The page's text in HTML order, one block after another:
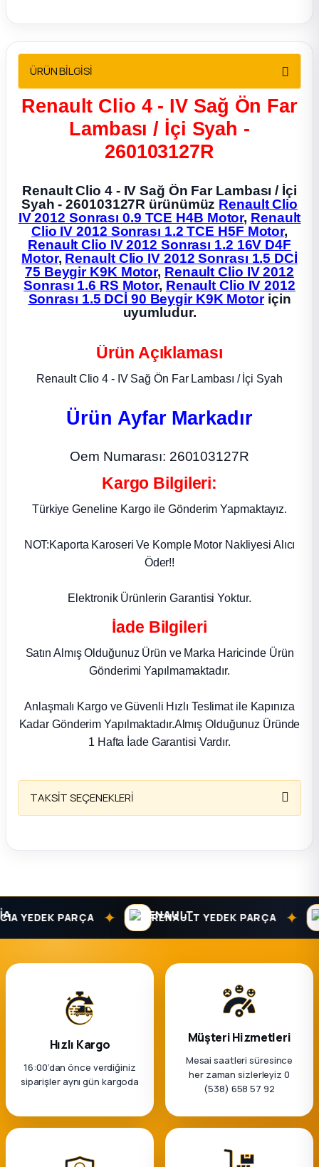
Sedan
Parça
Parça
ÜRÜN BİLGİSİ
Renault Clio 4 - IV Sağ Ön Far
Lambası / İçi Syah -
260103127R
Renault Clio 4 - IV Sağ Ön Far Lambası / İçi
Syah - 260103127R ürünümüz Renault Clio
IV 2012 Sonrası 0.9 TCE H4B Motor, Renault
Clio IV 2012 Sonrası 1.2 TCE H5F Motor,
Renault Clio IV 2012 Sonrası 1.2 16V D4F
Motor, Renault Clio IV 2012 Sonrası 1.5 DCİ
75 Beygir K9K Motor, Renault Clio IV 2012
Sonrası 1.6 RS Motor, Renault Clio IV 2012
Sonrası 1.5 DCİ 90 Beygir K9K Motoriçin
uyumludur.
Ürün Açıklaması
Renault Clio 4 - IV Sağ Ön Far Lambası / İçi Syah
Ürün Ayfar Markadır
Oem Numarası: 260103127R
Kargo Bilgileri:
Türkiye Geneline Kargo ile Gönderim Yapmaktayız.
NOT:Kaporta Karoseri Ve Komple Motor Nakliyesi Alıcı
Öder!!
Elektronik Ürünlerin Garantisi Yoktur.
İade Bilgileri
Satın Almış Olduğunuz Ürün ve Marka Haricinde Ürün
Gönderimi Yapılmamaktadır.
Anlaşmalı Kargo ve Güvenli Hızlı Teslimat ile Kapınıza
Kadar Gönderim Yapılmaktadır.Almış Olduğunuz Üründe
1 Hafta İade Garantisi Vardır.
TAKSİT SEÇENEKLERİ
YEDEK PARÇA ✦ RENAULT YEDEK PARÇA ✦
Hızlı Kargo
16:00’dan önce verdiğiniz
siparişler aynı gün kargoda
Müşteri Hizmetleri
Mesai saatleri süresince
her zaman sizlerleyiz 0
(538) 658 57 92